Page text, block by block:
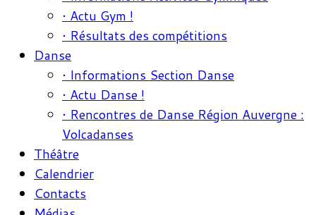
• Actu Gym !
• Résultats des compétitions
Danse
• Informations Section Danse
• Actu Danse !
• Rencontres de Danse Région Auvergne :
Volcadanses
Théâtre
Calendrier
Contacts